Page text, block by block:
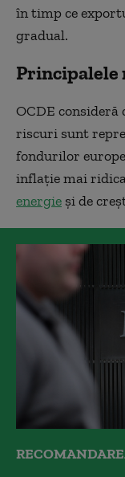
în timp ce
gradual.
OCDE
riscuri sunt
fondurilor
inflație mai
energie și de